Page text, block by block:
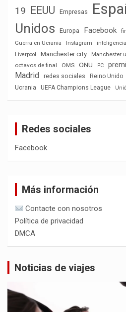
19 EEUU Empresas
Unidos
Europa Facebook
Guerra en Ucrania Instagram
Liverpool Manchester city Manchester
octavos de final OMS ONU PC
Madrid
redes sociales Reino Unido
Ucrania
UEFA Champions League
Redes sociales
Facebook
Más información
Contacte con nosotros
Política de privacidad
DMCA
Noticias de viajes